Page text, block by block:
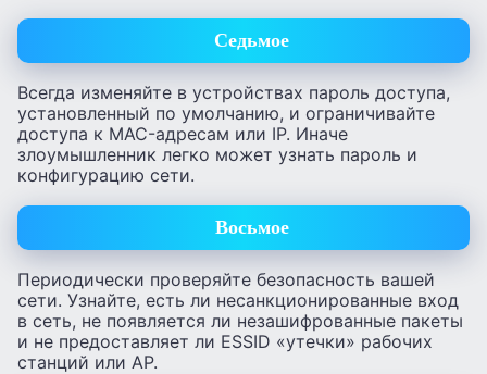
Седьмое
Всегда изменяйте в устройствах пароль доступа,
установленный по умолчанию, и ограничивайте
доступа к MAC-адресам или IP. Иначе
злоумышленник легко может узнать пароль и
конфигурацию сети.
Восьмое
Периодически проверяйте безопасность вашей
сети. Узнайте, есть ли несанкционированные вход
в сеть, не появляется ли незашифрованные пакеты
и не предоставляет ли ESSID «утечки» рабочих
станций или AP.